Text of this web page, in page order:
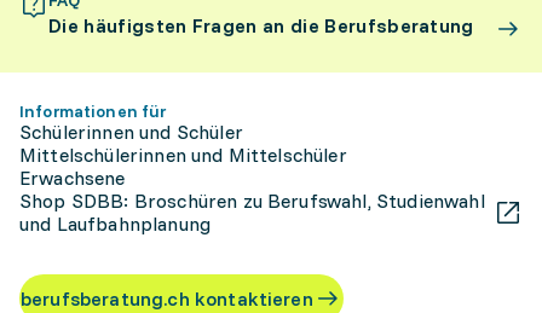
Die häufigsten Fragen an die Berufsberatung
Informationen für
Schülerinnen und Schüler
Mittelschülerinnen und Mittelschüler
Erwachsene
Shop SDBB: Broschüren zu Berufswahl, Studienwahl
und Laufbahnplanung
berufsberatung.ch kontaktieren